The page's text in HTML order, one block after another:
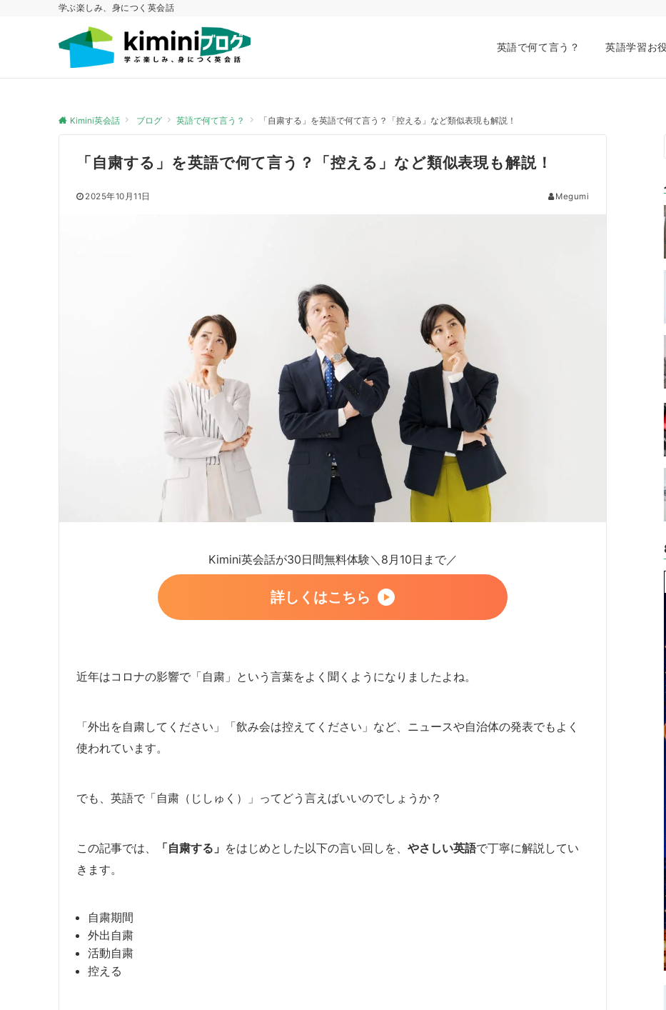
学ぶ楽しみ、身につく英会話
英語で何て言う？ 英語学習お
Kimini英会話 ブログ 英語で何て言う？ 「自粛する」を英語で何て言う？「控える」など類似表現も解説！
「自粛する」を英語で何て言う？「控える」など類似表現も解説！
2025年10月11日 Megumi
Kimini英会話が30日間無料体験＼8月10日まで／
詳しくはこちら
近年はコロナの影響で「自粛」という言葉をよく聞くようになりましたよね。
「外出を自粛してください」「飲み会は控えてください」など、ニュースや自治体の発表でもよく
使われています。
でも、英語で「自粛（じしゅく）」ってどう言えばいいのでしょうか？
この記事では、 「自粛する」 をはじめとした以下の言い回しを、 やさしい英語で丁寧に解説してい
きます。
自粛期間
外出自粛
活動自粛
控える